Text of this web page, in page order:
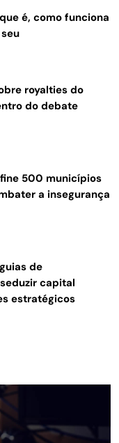
é, como funciona
royalties do
do debate
500 municípios
a insegurança
de
capital
estratégicos